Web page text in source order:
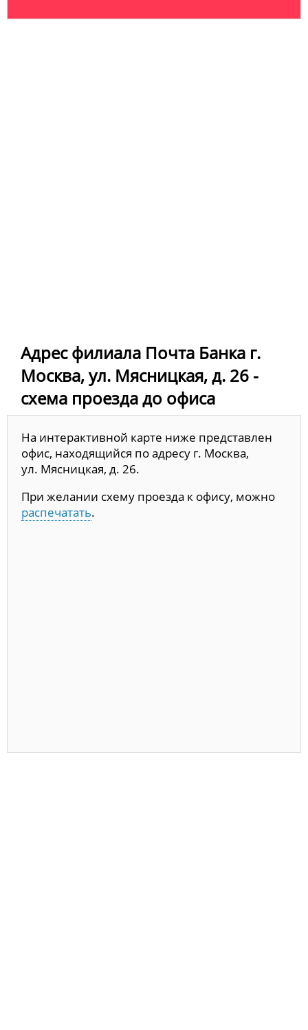
Адрес филиала Почта Банка г.
Москва, ул. Мясницкая, д. 26 -
схема проезда до офиса
На интерактивной карте ниже представлен
офис, находящийся по адресу г. Москва,
ул. Мясницкая, д. 26.
При желании схему проезда к офису, можно
распечатать.